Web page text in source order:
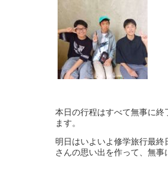
本日の行程はすべて無事に
ます。
明日はいよいよ修学旅行最
さんの思い出を作って、無